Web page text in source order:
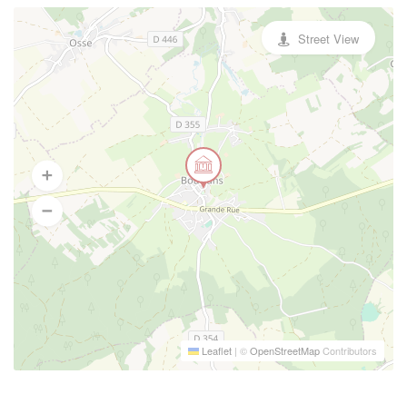
Leaflet | ©OpenStreetMapContributors
Street View